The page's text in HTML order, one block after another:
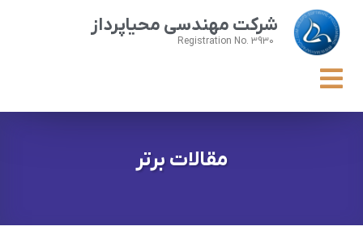
شرکت مهندسی محیاپرداز
Registration No. 3930
مقالات برتر